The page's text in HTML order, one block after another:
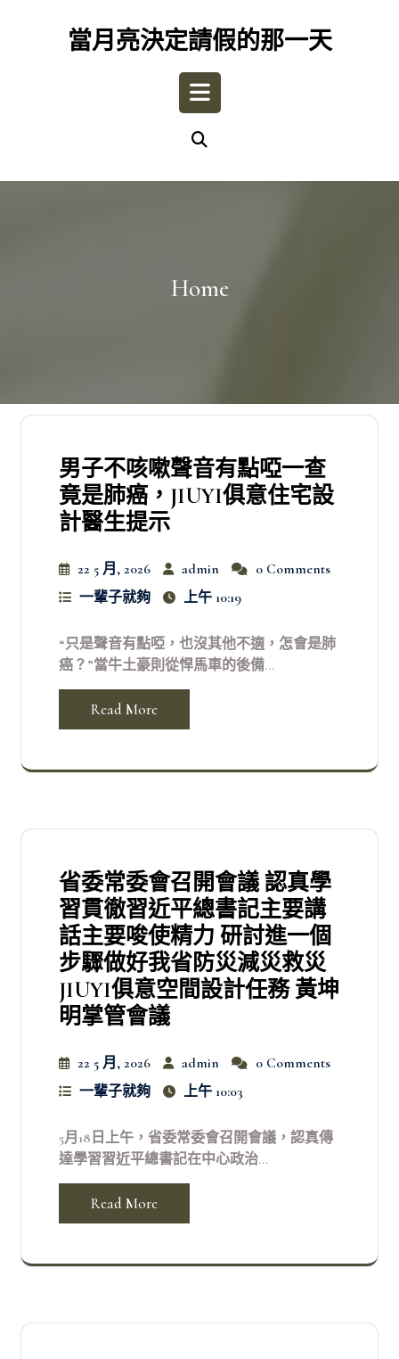
當月亮決定請假的那一天
Open
Home
男子不咳嗽聲音有點啞一查
竟是肺癌，JIUYI俱意住宅設
計醫生提示
22 5 月, 2026 admin
0 Comments
一輩子就夠
上午 10:19
“只是聲音有點啞，也沒其他不適，怎會是肺
癌？”當牛土豪則從悍馬車的後備...
Read More
省委常委會召開會議 認真學
習貫徹習近平總書記主要講
話主要唆使精力 研討進一個
步驟做好我省防災減災救災
JIUYI俱意空間設計任務 黃坤
明掌管會議
22 5 月, 2026 admin
0 Comments
一輩子就夠
上午 10:03
5月18日上午，省委常委會召開會議，認真傳
達學習習近平總書記在中心政治...
Read More